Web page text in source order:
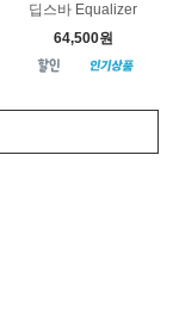
딥스바 Equalizer
64,500원